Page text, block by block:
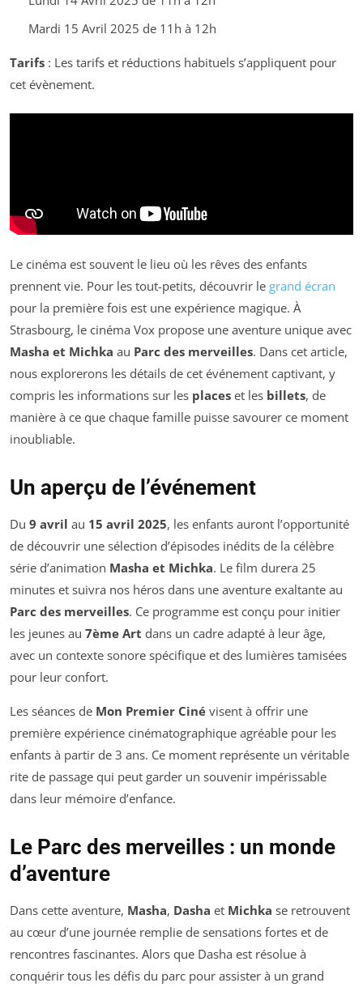
Mardi 15 Avril 2025 de 11h à 12h
Tarifs : Les tarifs et réductions habituels s’appliquent pour
cet évènement.
Le cinéma est souvent le lieu où les rêves des enfants
prennent vie. Pour les tout-petits, découvrir le grand écran
pour la première fois est une expérience magique. À
Strasbourg, le cinéma Vox propose une aventure unique avec
Masha et Michka au Parc des merveilles. Dans cet article,
nous explorerons les détails de cet événement captivant, y
compris les informations sur les places et les billets, de
manière à ce que chaque famille puisse savourer ce moment
inoubliable.
Un aperçu de l’événement
Du 9 avril au 15 avril 2025, les enfants auront l’opportunité
de découvrir une sélection d’épisodes inédits de la célèbre
série d’animation Masha et Michka. Le film durera 25
minutes et suivra nos héros dans une aventure exaltante au
Parc des merveilles. Ce programme est conçu pour initier
les jeunes au 7ème Art dans un cadre adapté à leur âge,
avec un contexte sonore spécifique et des lumières tamisées
pour leur confort.
Les séances de Mon Premier Ciné visent à offrir une
première expérience cinématographique agréable pour les
enfants à partir de 3 ans. Ce moment représente un véritable
rite de passage qui peut garder un souvenir impérissable
dans leur mémoire d’enfance.
Le Parc des merveilles : un monde
d’aventure
Dans cette aventure, Masha, Dasha et Michka se retrouvent
au cœur d’une journée remplie de sensations fortes et de
rencontres fascinantes. Alors que Dasha est résolue à
conquérir tous les défis du parc pour assister à un grand